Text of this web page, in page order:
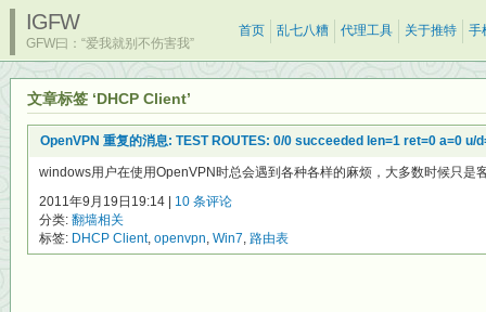
IGFW
GFW曰：“爱我就别不伤害我”
首页 乱七八糟 代理工具 关于推特 手
文章标签 ‘DHCP Client’
OpenVPN 重复的消息: TEST ROUTES: 0/0 succeeded len=1 ret=0 a=0 u/
windows用户在使用OpenVPN时总会遇到各种各样的麻烦，大多数时候只是
2011年9月19日19:14 | 10 条评论
分类: 翻墙相关
标签: DHCP Client, openvpn, Win7, 路由表